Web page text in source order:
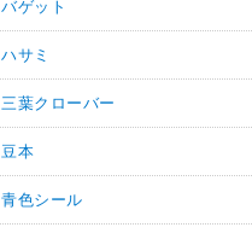
バゲット
ハサミ
三葉クローバー
豆本
青色シール